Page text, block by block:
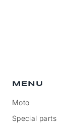
MENU
Moto
Special parts